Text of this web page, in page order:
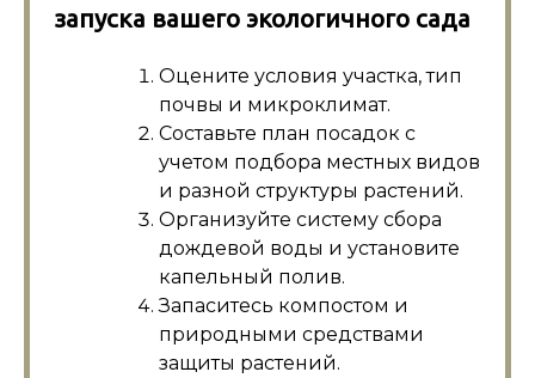
запуска вашего экологичного сада
Оцените условия участка, тип
почвы и микроклимат.
Составьте план посадок с
учетом подбора местных видов
и разной структуры растений.
Организуйте систему сбора
дождевой воды и установите
капельный полив.
Запаситесь компостом и
природными средствами
защиты растений.